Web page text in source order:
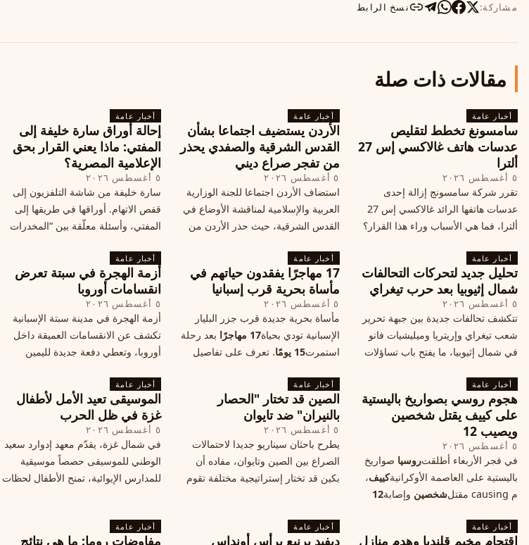
مشاركة: نسخ الرابط
مقالات ذات صلة
أخبار عامة
سامسونغ تخطط لتقليص
عدسات هاتف غالاكسي إس 27
ألترا
٥ أغسطس ٢٠٢٦
تقرر شركة سامسونج إزالة إحدى
عدسات هاتفها الرائد غالاكسي إس 27
ألترا، فما هي الأسباب وراء هذا القرار؟
الأندرويد الأغلى في السوق؟
أخبار عامة
الأردن يستضيف اجتماعا بشأن
القدس الشرقية والصفدي يحذر
من تفجر صراع ديني
٥ أغسطس ٢٠٢٦
استضاف الأردن اجتماعا للجنة الوزارية
العربية والإسلامية لمناقشة الأوضاع في
القدس الشرقية، حيث حذر الأردن من
الدول إلى الامتناع عن نقل سفاراتها إلى
القدس، ما يزيد التوتر في المنطقة
أخبار عامة
إحالة أوراق سارة خليفة إلى
المفتي: ماذا يعني القرار بحق
الإعلامية المصرية؟
٥ أغسطس ٢٠٢٦
سارة خليفة من شاشة التلفزيون إلى
قفص الاتهام. أوراقها في طريقها إلى
المفتي، وأسئلة معلّقة بين “المخدرات
أخبار عامة
تحليل جديد لتحركات التحالفات
شمال إثيوبيا بعد حرب تيغراي
٥ أغسطس ٢٠٢٦
تتكشف تحالفات جديدة بين جبهة تحرير
شعب تيغراي وإريتريا وميليشيات فانو
في شمال إثيوبيا، ما يفتح باب تساؤلات
الخريطة السياسية.
أخبار عامة
17 مهاجرًا يفقدون حياتهم في
مأساة بحرية قرب إسبانيا
٥ أغسطس ٢٠٢٦
مأساة بحرية جديدة قرب جزر البليار
الإسبانية تودي بحياة17 مهاجرًا
بعد رحلة
استمرت15 يومًا
. تعرف على تفاصيل
أخبار عامة
أزمة الهجرة في سبتة تعرض
انقسامات أوروبا
٥ أغسطس ٢٠٢٦
أزمة الهجرة في مدينة سبتة الإسبانية
تكشف عن الانقسامات العميقة داخل
أوروبا، وتعطي دفعة جديدة لليمين
الأوروبي لاستغلال هشاشة موقفه، فما
هي الآثار السياسية لهذه الأزمة؟
أخبار عامة
هجوم روسي بصواريخ باليستية
على كييف يقتل شخصين
ويصيب 12
٥ أغسطس ٢٠٢٦
في فجر الأربعاء أطلقتروسيا صواريخ
باليستية على العاصمة الأوكرانيةكييف،
م causing مقتل
شخصين وإصابة12
المدني. تفاصيل الهجوم وتداعياته.
أخبار عامة
الصين قد تختار "الحصار
بالنيران" ضد تايوان
٥ أغسطس ٢٠٢٦
يطرح باحثان سيناريو جديدا لاحتمالات
الصراع بين الصين وتايوان، مفاده أن
بكين قد تختار إستراتيجية مختلفة تقوم
"الحصار بالنيران
أخبار عامة
الموسيقى تعيد الأمل لأطفال
غزة في ظل الحرب
٥ أغسطس ٢٠٢٦
في شمال غزة، يقدّم معهد إدوارد سعيد
الوطني للموسيقى حصصاً موسيقية
للمدارس الإيوائية، تمنح الأطفال لحظات
أخبار عامة
اقتحام مخيم قلنديا وهدم منازل
أخبار عامة
ديفيد برنيع يرأس أونداس
أخبار عامة
مفاوضات روما: ما هي نتائج